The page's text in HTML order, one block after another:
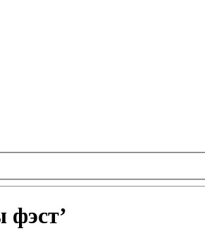
фэст’